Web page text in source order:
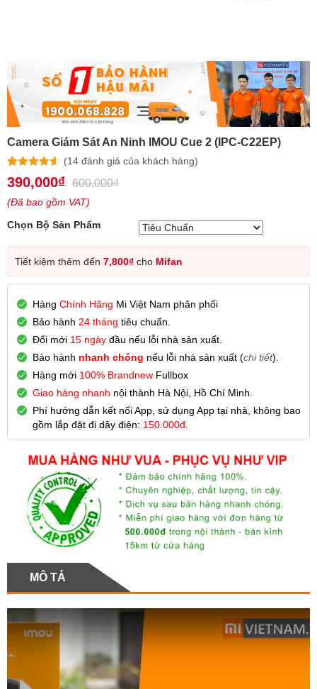
Camera Giám Sát An Ninh IMOU Cue 2 (IPC-C22EP)
4.57 trên 5
dựa trên
14
(14đánh giá của khách hàng)
390,000₫ 600,000₫
(Đã bao gồm VAT)
Chọn Bộ Sản Phẩm
Tiết kiệm thêm đến 7,800₫ cho Mifan
Hàng Chính Hãng Mi Việt Nam phân phối
Bảo hành 24 tháng tiêu chuẩn.
Đổi mới 15 ngày đầu nếu lỗi nhà sản xuất.
Bảo hành nhanh chóng nếu lỗi nhà sản xuất (chi tiết).
Hàng mới 100% Brandnew Fullbox
Giao hàng nhanh nội thành Hà Nội, Hồ Chí Minh.
Phí hướng dẫn kết nối App, sử dụng App tại nhà, không bao
gồm lắp đặt đi dây điện: 150.000đ
MÔ TẢ